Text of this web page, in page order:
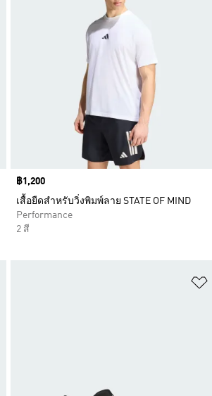
Price
฿1,200
เสื้อยืดสำหรับวิ่งพิมพ์ลาย STATE OF MIND
Performance
2 สี